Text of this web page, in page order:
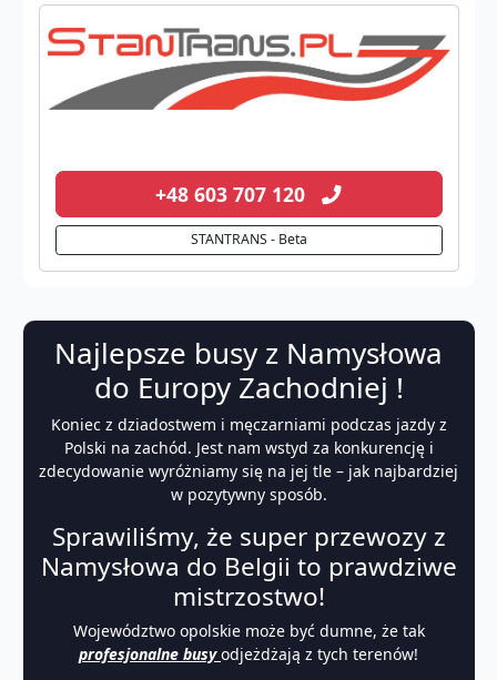
+48 603 707 120
STANTRANS - Beta
Najlepsze busy z Namysłowa
do Europy Zachodniej !
Koniec z dziadostwem i męczarniami podczas jazdy z
Polski na zachód. Jest nam wstyd za konkurencję i
zdecydowanie wyróżniamy się na jej tle – jak najbardziej
w pozytywny sposób.
Sprawiliśmy, że super przewozy z
Namysłowa do Belgii to prawdziwe
mistrzostwo!
Województwo opolskie może być dumne, że tak
profesjonalne busyodjeżdżają z tych terenów!